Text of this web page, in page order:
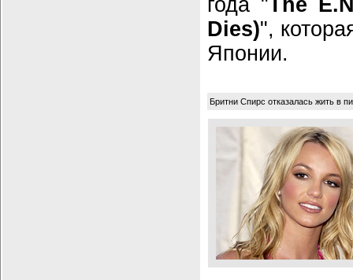
года " The
Dies)",
Японии.
Бритни Спирс отказалась жить в